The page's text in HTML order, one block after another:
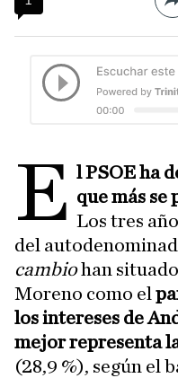
E l PSOE ha
que más se
Los tres
del
cambiohan
Moreno como el
los intereses de
mejor representa
(28,9 %), según el